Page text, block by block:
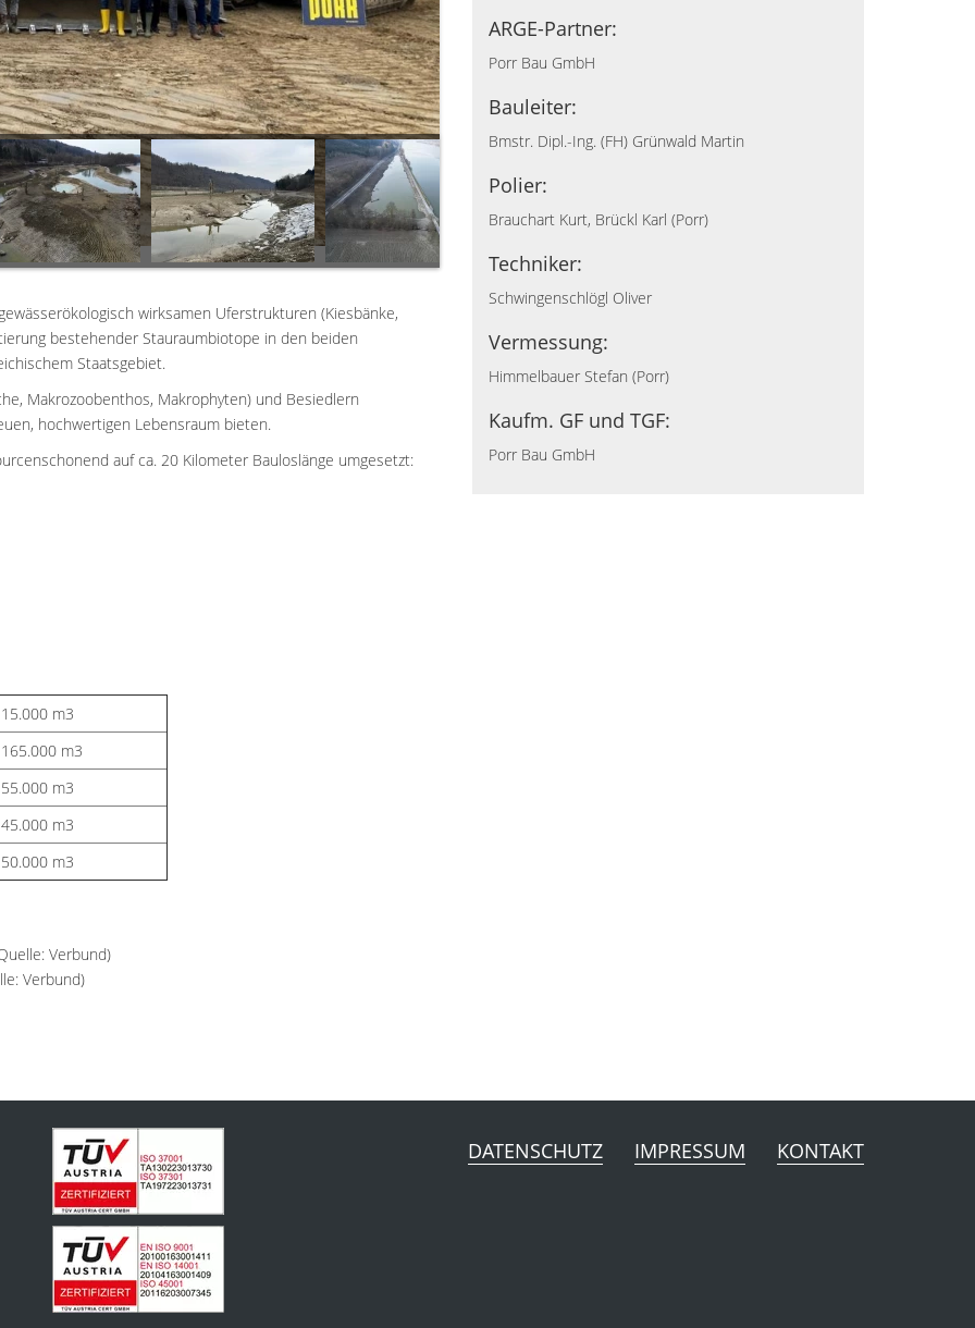
wirksamen Uferstrukturen (Kiesbänke,
bestehender Stauraumbiotope in den beiden
Staatsgebiet.
Makrozoobenthos, Makrophyten) und Besiedlern
hochwertigen Lebensraum bieten.
auf ca. 20 Kilometer Bauloslänge umgesetzt:
m3
m3
m3
m3
m3
Verbund)
Verbund)
ARGE-Partner:
Porr Bau GmbH
Bauleiter:
Bmstr. Dipl.-Ing. (FH) Grünwald Martin
Polier:
Brauchart Kurt, Brückl Karl (Porr)
Techniker:
Schwingenschlögl Oliver
Vermessung:
Himmelbauer Stefan (Porr)
Kaufm. GF und TGF:
Porr Bau GmbH
DATENSCHUTZ IMPRESSUM KONTAKT